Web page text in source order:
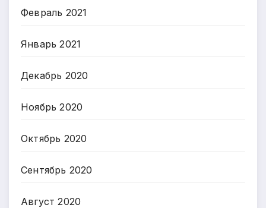
Февраль 2021
Январь 2021
Декабрь 2020
Ноябрь 2020
Октябрь 2020
Сентябрь 2020
Август 2020